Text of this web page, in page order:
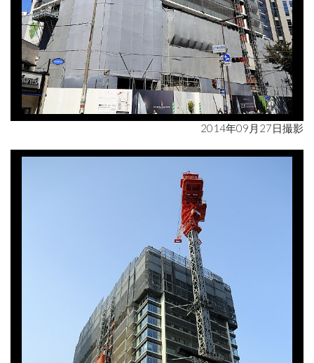
2014年09月27日撮影